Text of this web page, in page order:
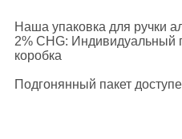
Наша упаковка для ручки
2% CHG: Индивидуальный
коробка
Подгонянный пакет